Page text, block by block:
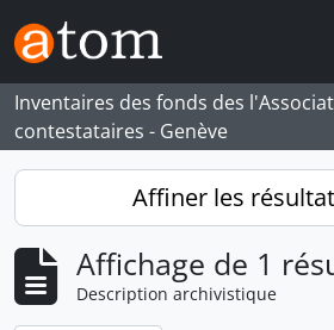
Skip to main content
Inventaires des fonds des
contestataires - Genève
Affiner les
Affichage de 1
Description archivistique